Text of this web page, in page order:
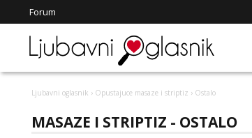
Forum
Ljubavni oglasnik › Opustajuce masaze i striptiz › Ostalo
MASAZE I STRIPTIZ - OSTALO